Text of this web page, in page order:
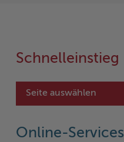
Schnelleinstieg
Seite auswählen
Online-Services